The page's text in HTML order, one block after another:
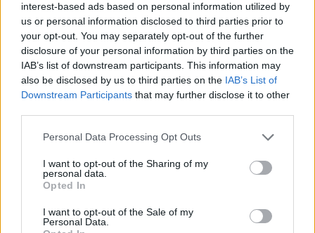
interest-based ads based on personal information utilized by
us or personal information disclosed to third parties prior to
your opt-out. You may separately opt-out of the further
disclosure of your personal information by third parties on the
IAB’s list of downstream participants. This information may
also be disclosed by us to third parties on the IAB’s List of
Downstream Participants that may further disclose it to other
Personal Data Processing Opt Outs
I want to opt-out of the Sharing of my
personal data.
Opted In
I want to opt-out of the Sale of my
Personal Data.
καθένας στην πλάτη του το φορτίο που του
αναλογεί. Και πρώτα απ’ όλα ο κάθε πολίτης
πρέπει να κάνει την αυτοκριτική του. Να γυρίσει
στον ίδιο του τον εαυτό και να δεί τα πάθη που
καθημερινά εκλύει στην κοινωνία που κινείται.
Να προσπαθεί να είναι καθημερινά ήρεμος σε
έκφραση και κίνηση. Να περνά το κατώφλι της
πόρτας με ευγενικό λόγο και χαμογελαστή
έκφραση. Να βγάζει την «καλημέρα» αβίαστα
αυτή στοιχεία ζήλιας και αντιπάθειας.